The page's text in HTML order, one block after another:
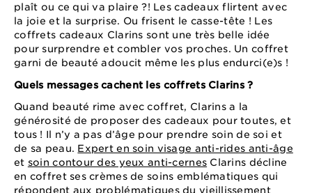
plaît ou ce qui va plaire ?! Les cadeaux flirtent avec
la joie et la surprise. Ou frisent le casse-tête ! Les
coffrets cadeaux Clarins sont une très belle idée
pour surprendre et combler vos proches. Un coffret
garni de beauté adoucit même les plus endurci(e)s !
Quels messages cachent les coffrets Clarins ?
Quand beauté rime avec coffret, Clarins a la
générosité de proposer des cadeaux pour toutes, et
tous ! Il n’y a pas d’âge pour prendre soin de soi et
de sa peau. Expert en soin visage anti-rides anti-âge
et soin contour des yeux anti-cernes Clarins décline
en coffret ses crèmes de soins emblématiques qui
répondent aux problématiques du vieillissement